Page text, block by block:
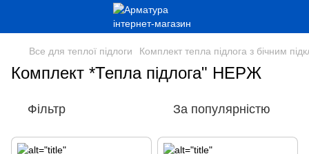
Все для теплої підлоги Комплект тепла підлога з бічним
Комплект *Тепла підлога" НЕРЖ
Фільтр За популярністю